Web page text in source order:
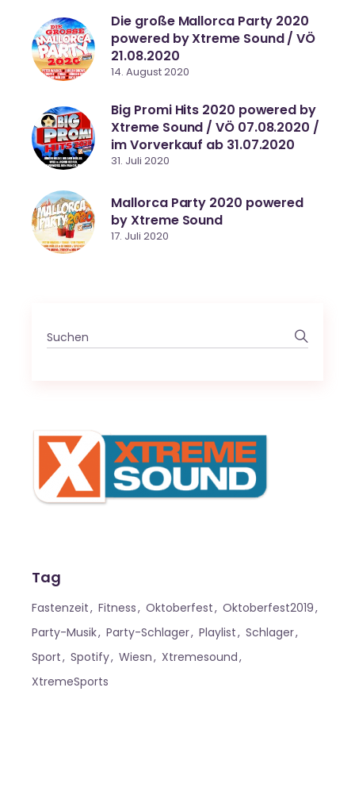
Die große Mallorca Party 2020
powered by Xtreme Sound / VÖ
21.08.2020
14. August 2020
Big Promi Hits 2020 powered by
Xtreme Sound / VÖ 07.08.2020 /
im Vorverkauf ab 31.07.2020
31. Juli 2020
Mallorca Party 2020 powered
by Xtreme Sound
17. Juli 2020
Search
for:
Tag
Fastenzeit Fitness Oktoberfest
Oktoberfest2019
Party-Musik
Party-Schlager Playlist
Schlager
Sport
Spotify Wiesn
Xtremesound
XtremeSports